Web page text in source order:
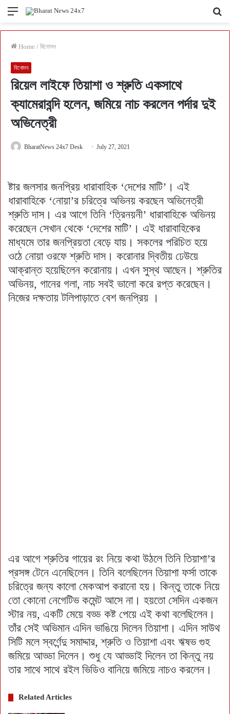
Menu
Home / বিনোদন
বিনোদন
রিয়েল লাইফে তিয়াশা ও শ্রুতি একসাথে
ক্যামেরাবন্দি হলেন, জমিয়ে নাচ করলেন পর্দার দুই
অভিনেত্রী
BharatNews 24x7 Desk July 27, 2021
ষ্টার জলসার জনপ্রিয় ধারাবাহিক ‘দেশের মাটি’। এই
ধারাবাহিকে ‘নোয়া’র চরিত্রে অভিনয় করছেন অভিনেত্রী
শ্রুতি দাস। এর আগে তিনি ‘ত্রিনয়নী’ ধারাবাহিকে অভিনয়
করেছেন সেখান থেকে ‘দেশের মাটি’। এই ধারাবাহিকের
মাধ্যমে তার জনপ্রিয়তা বেড়ে যায়। সকলের পরিচিত হয়ে
ওঠে নোয়া ওরফে শ্রুতি দাস। করোনার দ্বিতীয় ঢেউয়ে
আক্রান্ত হয়েছিলেন করোনায়। এখন সুস্থ আছেন। শ্রুতির
অভিনয়, গানের গলা, নাচ সবই ভালো করে রপ্ত করেছেন।
নিজের দক্ষতায় টলিপাড়াতে বেশ জনপ্রিয় ।
এর আগে শ্রুতির গায়ের রং নিয়ে কথা উঠলে তিনি তিয়াশা’র
প্রসঙ্গ টেনে এনেছিলেন। তিনি বলেছিলেন তিয়াশা ফর্সা তাকে
চরিত্রে জন্য কালো মেকআপ করানো হয়। কিন্তু তাকে নিয়ে
তো কোনো নেগেটিভ কমেন্ট আসে না। হয়তো সেদিন একজন
স্টার নয়, একটি মেয়ে বড্ড কষ্ট পেয়ে এই কথা বলেছিলেন।
তাঁর সেই অভিমান এদিন ভাঙিয়ে দিলেন তিয়াশা। এদিন সাউথ
সিটি মলে স্বর্ণেন্দু সমাদ্দার, শ্রুতি ও তিয়াশা এবং ঋষভ গুহ
জমিয়ে আড্ডা দিলেন। শুধু যে আড্ডাই দিলেন তা কিন্তু নয়
তার সাথে সাথে রইল ভিডিও বানিয়ে জমিয়ে নাচও করলেন।
Related Articles